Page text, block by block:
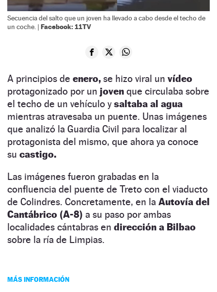
Secuencia del salto que un joven ha llevado a cabo desde el techo de
un coche. | Facebook: 11TV
A principios de enero, se hizo viral un vídeo
protagonizado por un joven que circulaba sobre
el techo de un vehículo ysaltaba al agua
mientras atravesaba un puente. Unas imágenes
que analizó la Guardia Civil para localizar al
protagonista del mismo, que ahora ya conoce
su castigo.
Las imágenes fueron grabadas en la
confluencia del puente de Treto con el viaducto
de Colindres. Concretamente, en la Autovía del
Cantábrico (A-8) a su paso por ambas
localidades cántabras en dirección a Bilbao
sobre la ría de Limpias.
MÁS INFORMACIÓN